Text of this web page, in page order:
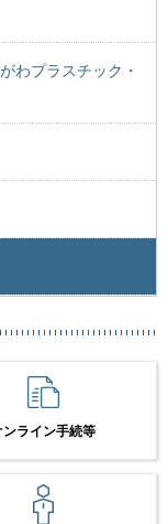
わプラスチック・
ンライン手続等